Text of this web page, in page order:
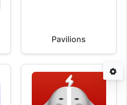
Pavilions